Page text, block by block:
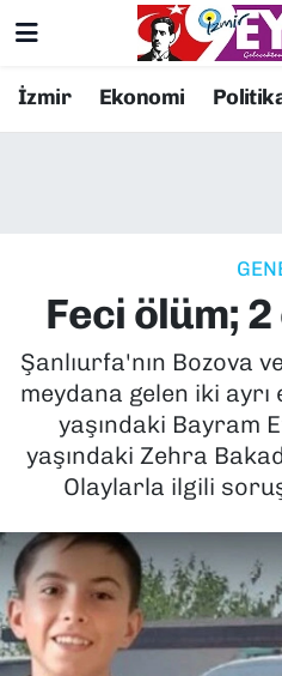
İzmir Ekonomi
Feci ölüm;
Şanlıurfa'nın Bozova
meydana gelen iki
yaşındaki Bayram
yaşındaki Zehra
Olaylarla ilgili
Resmi İlanlar
EKONOMİ
KÜLTÜR SANAT
MAGAZİN
SAĞLIK
SPOR
Konak Nöbetçi
Süper Lig Puan
Tüm Manşetler
Son Dakika Haberleri
Haber Arşivi